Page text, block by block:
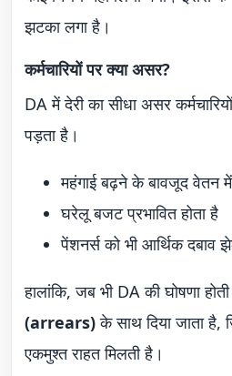
झटका लगा है।
कर्मचारियों पर क्या असर?
DA में देरी का सीधा असर
पड़ता है।
महंगाई बढ़ने के बावजूद वेतन में
घरेलू बजट प्रभावित होता है
पेंशनर्स को भी आर्थिक दबाव
हालांकि, जब भी DA की घोषणा
(arrears)के साथ दिया जाता है,
एकमुश्त राहत मिलती है।